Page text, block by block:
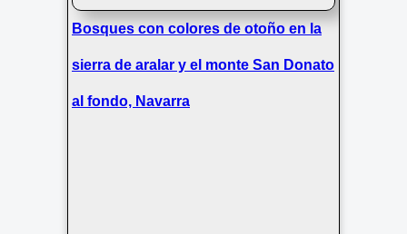
Bosques con colores de otoño en la
sierra de aralar y el monte San Donato
al fondo, Navarra